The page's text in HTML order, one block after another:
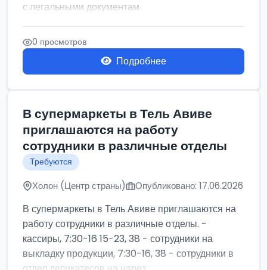
с легальными документам
0 просмотров
Подробнее
В супермаркеты в Тель Авиве
приглашаются на работу
сотрудники в различные отделы
Требуются
Холон (Центр страны) Опубликовано: 17.06.2026
В супермаркеты в Тель Авиве приглашаются на
работу сотрудники в различные отделы. -
кассиры, 7:30-16 15-23, 38 - сотрудники на
выкладку продукции, 7:30-16, 38 - сотрудники в